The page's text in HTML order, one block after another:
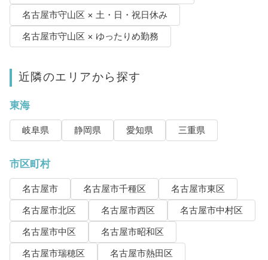
名古屋市守山区 × 土・日・祝日休み
名古屋市守山区 × ゆったりめ勤務
近隣のエリアから探す
東海
岐阜県 静岡県 愛知県 三重県
市区町村
名古屋市 名古屋市千種区
名古屋市東区
名古屋市北区
名古屋市西区
名古屋市中村区
名古屋市中区
名古屋市昭和区
名古屋市瑞穂区
名古屋市熱田区